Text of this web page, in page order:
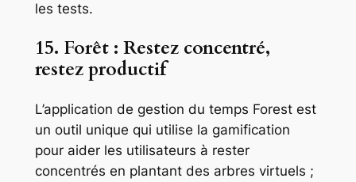
les tests.
15. Forêt : Restez concentré,
restez productif
L’application de gestion du temps Forest est
un outil unique qui utilise la gamification
pour aider les utilisateurs à rester
concentrés en plantant des arbres virtuels ;